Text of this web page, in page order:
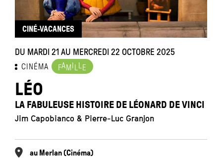
CINÉ-VACANCES
DU MARDI 21 AU MERCREDI 22 OCTOBRE 2025
CINÉMA FAM LE
LÉO
LA FABULEUSE HISTOIRE DE LÉONARD DE VINCI
Jim Capobianco & Pierre-Luc Granjon
au Merlan (Cinéma)